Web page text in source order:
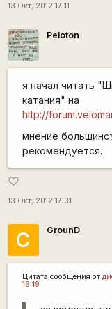
13 Окт, 2012 17:11
Peloton
я начал читать
катания" на
http://
мнение
рекомендуется.
favorite_border
13 Окт, 2012 17:31
С GrounD
Цитата сообщения от
16:19